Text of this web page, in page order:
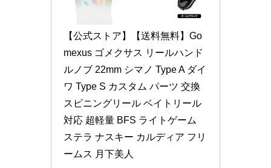
【公式ストア】【送料無料】Go
mexus ゴメクサス リールハンド
ルノブ 22mm シマノ Type A ダイ
ワ Type S カスタム パーツ 交換
スピニングリール ベイトリール
対応 超軽量 BFS ライトゲーム
ステラ ナスキー カルディア フリ
ームス 月下美人